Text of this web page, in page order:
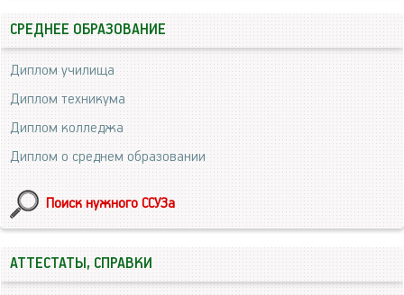
СРЕДНЕЕ ОБРАЗОВАНИЕ
Диплом училища
Диплом техникума
Диплом колледжа
Диплом о среднем образовании
Поиск нужного ССУЗа
АТТЕСТАТЫ, СПРАВКИ